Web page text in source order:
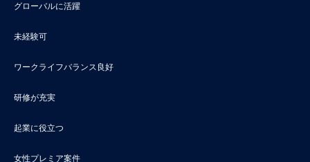
グローバルに活躍
未経験可
ワークライフバランス良好
研修が充実
起業に役立つ
女性プレミア案件